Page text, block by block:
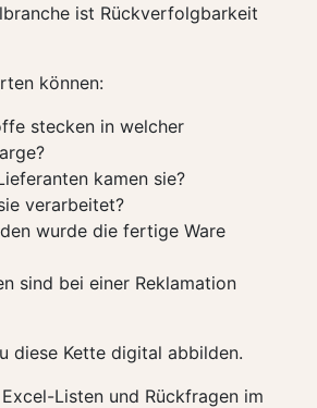
ist Rückverfolgbarkeit
können:
stecken in welcher
kamen sie?
verarbeitet?
wurde die fertige Ware
sind bei einer Reklamation
diese Kette digital abbilden.
Listen und Rückfragen im